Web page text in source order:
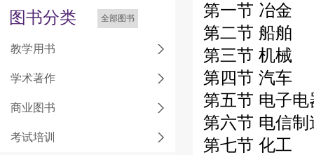
图书分类 全部图书
教学用书
学术著作
商业图书
考试培训
第一节 冶金
第二节 船舶
第三节 机械
第四节 汽车
第五节 电子电
第六节 电信制
第七节 化工